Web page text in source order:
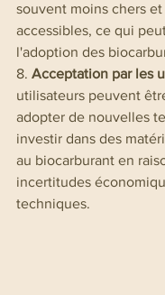
souvent moins chers
accessibles, ce qui
l'adoption des
8. Acceptation par les
utilisateurs peuvent
adopter de nouvelles
investir dans des
au biocarburant en
incertitudes
techniques.